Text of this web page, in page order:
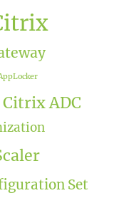
Citrix ADC
Set